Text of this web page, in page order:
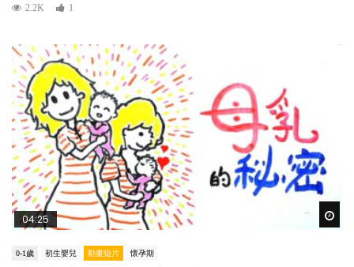
2.2K 1
04:25
0-1歲 初生嬰兒 動畫短片 懷孕期